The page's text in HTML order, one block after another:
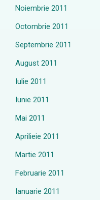
Noiembrie 2011
Octombrie 2011
Septembrie 2011
August 2011
Iulie 2011
Iunie 2011
Mai 2011
Aprilieie 2011
Martie 2011
Februarie 2011
Ianuarie 2011